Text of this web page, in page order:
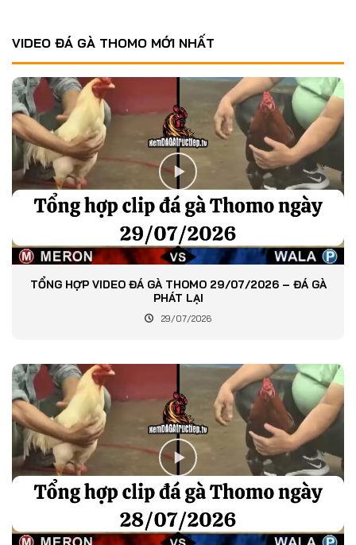
VIDEO ĐÁ GÀ THOMO MỚI NHẤT
TỔNG HỢP VIDEO ĐÁ GÀ THOMO 29/07/2026 – ĐÁ GÀ
PHÁT LẠI
29/07/2026